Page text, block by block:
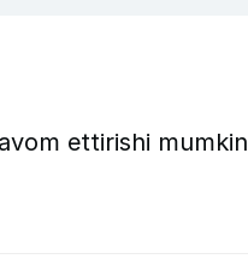
ettirishi mumkin